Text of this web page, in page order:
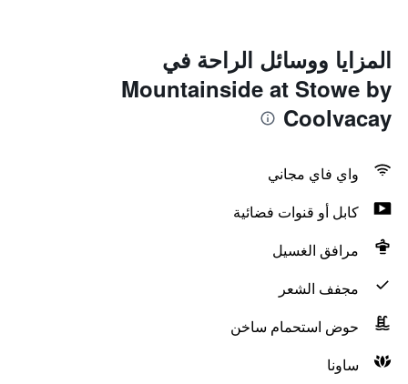
المزايا ووسائل الراحة في
Mountainside at Stowe by
Coolvacay
واي فاي مجاني
كابل أو قنوات فضائية
مرافق الغسيل
مجفف الشعر
حوض استحمام ساخن
ساونا